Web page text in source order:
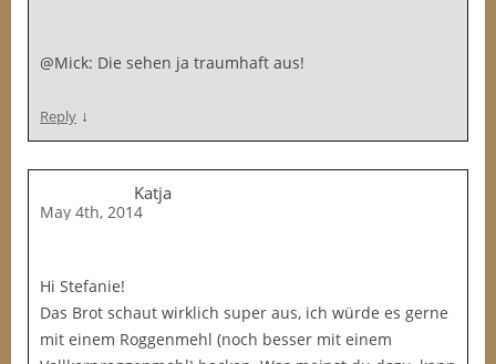
@Mick: Die sehen ja traumhaft aus!
Reply ↓
Katja
May 4th, 2014
Hi Stefanie!
Das Brot schaut wirklich super aus, ich würde es gerne
mit einem Roggenmehl (noch besser mit einem